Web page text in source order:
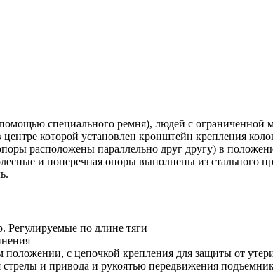
специального ремня), людей с ограниченной
которой установлен кронштейн крепления
расположены параллельно друг другу) в
и поперечная опоры выполнены из стального
Регулируемые по длине тяги
с цепочкой крепления для защиты от
и привода и рукоятью передвижения